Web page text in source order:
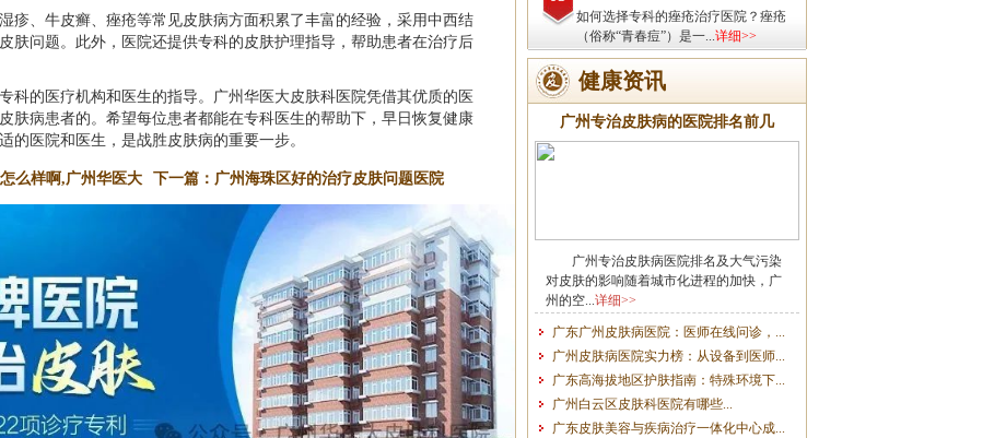
疹、牛皮癣、痤疮等常见皮肤病方面积累了丰富的经验，采用中西结
肤问题。此外，医院还提供专科的皮肤护理指导，帮助患者在治疗后
科的医疗机构和医生的指导。广州华医大皮肤科医院凭借其优质的医
肤病患者的。希望每位患者都能在专科医生的帮助下，早日恢复健康
的医院和医生，是战胜皮肤病的重要一步。
下一篇： 广州海珠区好的治疗皮肤问题医院
么样啊,广州华医大
如何选择专科的痤疮治疗医院？痤疮
（俗称“青春痘”）是一...详细>>
健康资讯
广州专治皮肤病的医院排名前几
广州专治皮肤病医院排名及大气污染
对皮肤的影响随着城市化进程的加快，广
州的空...详细>>
广东广州皮肤病医院：医师在线问诊，...
广州皮肤病医院实力榜：从设备到医师...
广东高海拔地区护肤指南：特殊环境下...
广州白云区皮肤科医院有哪些...
广东皮肤美容与疾病治疗一体化中心成...